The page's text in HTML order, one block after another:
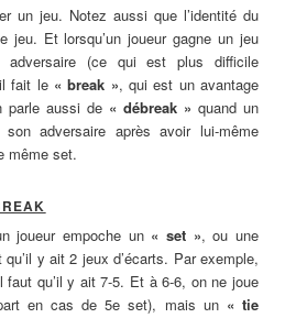
un jeu. Notez aussi que l’identité du
jeu. Et lorsqu’un joueur gagne un jeu
(ce qui est plus difficile
fait le « break », qui est un avantage
parle aussi de « débreak » quand un
adversaire après avoir lui-même
même set.
joueur empoche un « set », ou une
y ait 2 jeux d’écarts. Par exemple,
qu’il y ait 7-5. Et à 6-6, on ne joue
en cas de 5e set), mais un « tie